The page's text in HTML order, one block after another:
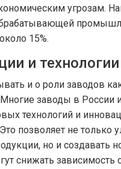
угрозам.
15%.
и технологии
и о роли заводов
заводы в России
технологий и
позволяет не только
но и создавать
снижать зависимость